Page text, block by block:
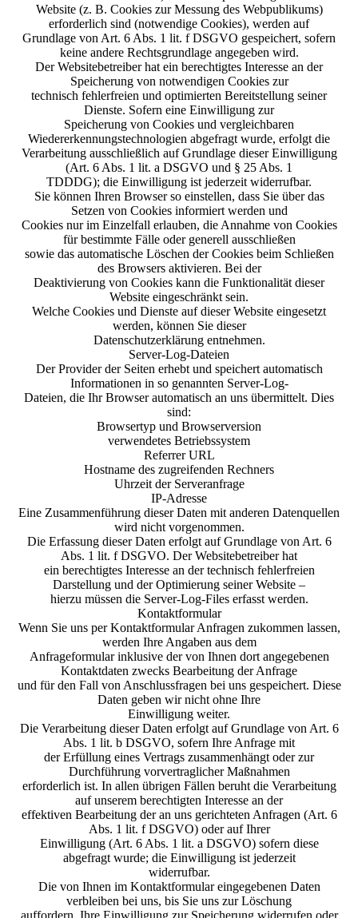
Website (z. B. Cookies zur Messung des Webpublikums)
erforderlich sind (notwendige Cookies), werden auf
Grundlage von Art. 6 Abs. 1 lit. f DSGVO gespeichert, sofern
keine andere Rechtsgrundlage angegeben wird.
Der Websitebetreiber hat ein berechtigtes Interesse an der
Speicherung von notwendigen Cookies zur
technisch fehlerfreien und optimierten Bereitstellung seiner
Dienste. Sofern eine Einwilligung zur
Speicherung von Cookies und vergleichbaren
Wiedererkennungstechnologien abgefragt wurde, erfolgt die
Verarbeitung ausschließlich auf Grundlage dieser Einwilligung
(Art. 6 Abs. 1 lit. a DSGVO und § 25 Abs. 1
TDDDG); die Einwilligung ist jederzeit widerrufbar.
Sie können Ihren Browser so einstellen, dass Sie über das
Setzen von Cookies informiert werden und
Cookies nur im Einzelfall erlauben, die Annahme von Cookies
für bestimmte Fälle oder generell ausschließen
sowie das automatische Löschen der Cookies beim Schließen
des Browsers aktivieren. Bei der
Deaktivierung von Cookies kann die Funktionalität dieser
Website eingeschränkt sein.
Welche Cookies und Dienste auf dieser Website eingesetzt
werden, können Sie dieser
Datenschutzerklärung entnehmen.
Server-Log-Dateien
Der Provider der Seiten erhebt und speichert automatisch
Informationen in so genannten Server-Log-
Dateien, die Ihr Browser automatisch an uns übermittelt. Dies
sind:
Browsertyp und Browserversion
verwendetes Betriebssystem
Referrer URL
Hostname des zugreifenden Rechners
Uhrzeit der Serveranfrage
IP-Adresse
Eine Zusammenführung dieser Daten mit anderen Datenquellen
wird nicht vorgenommen.
Die Erfassung dieser Daten erfolgt auf Grundlage von Art. 6
Abs. 1 lit. f DSGVO. Der Websitebetreiber hat
ein berechtigtes Interesse an der technisch fehlerfreien
Darstellung und der Optimierung seiner Website –
hierzu müssen die Server-Log-Files erfasst werden.
Kontaktformular
Wenn Sie uns per Kontaktformular Anfragen zukommen lassen,
werden Ihre Angaben aus dem
Anfrageformular inklusive der von Ihnen dort angegebenen
Kontaktdaten zwecks Bearbeitung der Anfrage
und für den Fall von Anschlussfragen bei uns gespeichert. Diese
Daten geben wir nicht ohne Ihre
Einwilligung weiter.
Die Verarbeitung dieser Daten erfolgt auf Grundlage von Art. 6
Abs. 1 lit. b DSGVO, sofern Ihre Anfrage mit
der Erfüllung eines Vertrags zusammenhängt oder zur
Durchführung vorvertraglicher Maßnahmen
erforderlich ist. In allen übrigen Fällen beruht die Verarbeitung
auf unserem berechtigten Interesse an der
effektiven Bearbeitung der an uns gerichteten Anfragen (Art. 6
Abs. 1 lit. f DSGVO) oder auf Ihrer
Einwilligung (Art. 6 Abs. 1 lit. a DSGVO) sofern diese
abgefragt wurde; die Einwilligung ist jederzeit
widerrufbar.
Die von Ihnen im Kontaktformular eingegebenen Daten
verbleiben bei uns, bis Sie uns zur Löschung